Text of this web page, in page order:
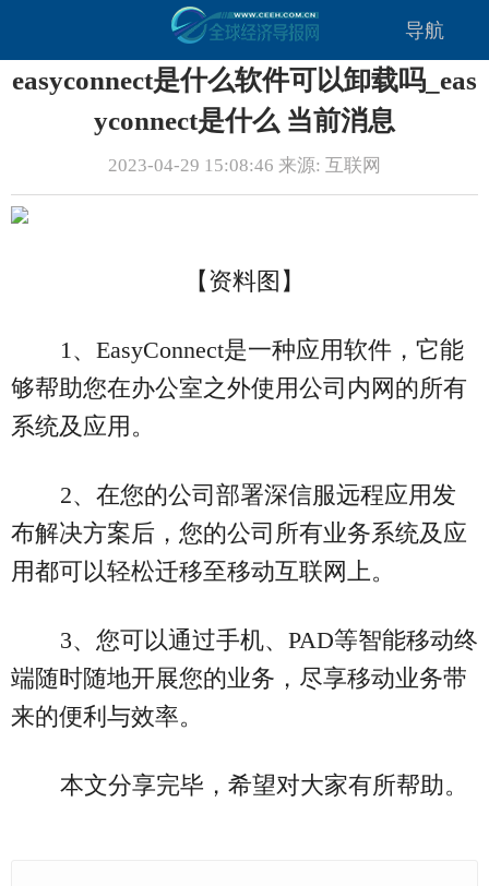
导航
easyconnect是什么软件可以卸载吗_eas
yconnect是什么 当前消息
2023-04-29 15:08:46 来源: 互联网
【资料图】
1、EasyConnect是一种应用软件，它能
够帮助您在办公室之外使用公司内网的所有
系统及应用。
2、在您的公司部署深信服远程应用发
布解决方案后，您的公司所有业务系统及应
用都可以轻松迁移至移动互联网上。
3、您可以通过手机、PAD等智能移动终
端随时随地开展您的业务，尽享移动业务带
来的便利与效率。
本文分享完毕，希望对大家有所帮助。